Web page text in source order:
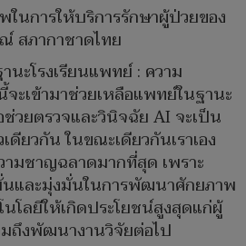
ในการให้บริการรักษาผู้ป่วยของ
สภากาชาดไทย
ะโรงเรียนแพทย์ : ความ
ะเข้ามาช่วยเหลือแพทย์ในฐานะ
วยตรวจและวินิจฉัย AI จะเป็น
ดียวกัน ในขณะเดียวกันเราเอง
มชาญฉลาดมากที่สุด เพราะ
และมุ่งมั่นในการพัฒนาศักยภาพ
โลยีให้เกิดประโยชน์สูงสุดแก่ผู้
ถึงพัฒนางานวิจัยต่อไป